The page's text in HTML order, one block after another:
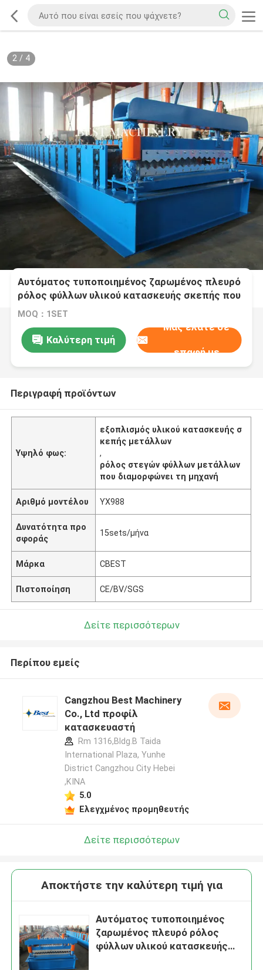
2/ 4
Αυτόματος τυποποιημένος ζαρωμένος πλευρό
ρόλος φύλλων υλικού κατασκευής σκεπής που
διαμορφώνει τον ηλεκτρικό έλεγχο 8.5kw
MOQ：1SET
Καλύτερη τιμή
Μας ελάτε σε
επαφή με
Περιγραφή προϊόντων
Υψηλό φως:
εξοπλισμός υλικού κατασκευής σ
κεπής μετάλλων
,
ρόλος στεγών φύλλων μετάλλων
που διαμορφώνει τη μηχανή
Αριθμό μοντέλου YX988
Δυνατότητα προ
σφοράς
15sets/μήνα
Μάρκα CBEST
Πιστοποίηση CE/BV/SGS
Δείτε περισσότερων
Περίπου εμείς
Cangzhou Best Machinery
Co., Ltd προφίλ
κατασκευαστή
Rm 1316,Bldg.B Taida
International Plaza, Yunhe
District Cangzhou City Hebei
,ΚΙΝΑ
5.0
Ελεγχμένος προμηθευτής
Δείτε περισσότερων
Αποκτήστε την καλύτερη τιμή για
Αυτόματος τυποποιημένος
ζαρωμένος πλευρό ρόλος
φύλλων υλικού κατασκευής